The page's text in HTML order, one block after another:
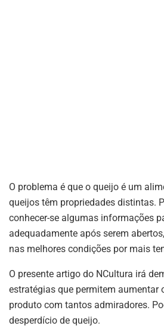
O problema é que o queijo é um
queijos têm propriedades distintas.
conhecer-se algumas informações
adequadamente após serem
nas melhores condições por mais
O presente artigo do NCultura irá
estratégias que permitem aumentar
produto com tantos admiradores.
desperdício de queijo.